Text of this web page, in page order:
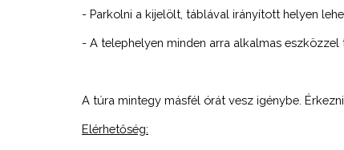
- Parkolni a kijelölt, táblával irányított helyen
- A telephelyen minden arra alkalmas
A túra mintegy másfél órát vesz igénybe.
Elérhetőség: